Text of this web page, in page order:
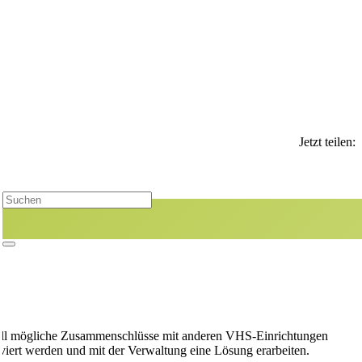
Jetzt teilen:
Zusammenschlüsse mit anderen VHS-Einrichtungen
werden und mit der Verwaltung eine Lösung erarbeiten.